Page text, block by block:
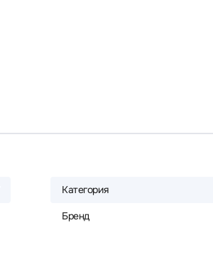
Категория
Бренд